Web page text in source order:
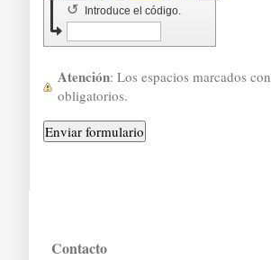
Introduce el código.
↺
Atención : Los espacios marcados con
obligatorios.
Contacto